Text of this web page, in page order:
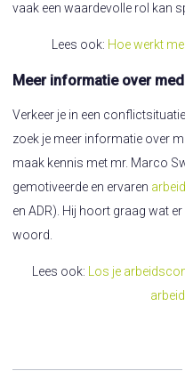
vaak een waardevolle rol kan
Lees ook: Hoe werkt
Meer informatie over
Verkeer je in een
zoek je meer informatie over
maak kennis met mr. Marco
gemotiveerde en ervaren
en ADR). Hij hoort graag wat
woord.
Lees ook:
Los je